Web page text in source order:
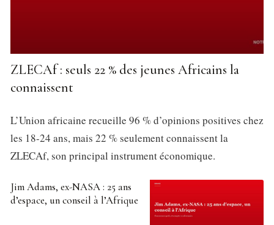
ZLECAf : seuls 22 % des jeunes Africains la
connaissent
L’Union africaine recueille 96 % d’opinions positives chez
les 18-24 ans, mais 22 % seulement connaissent la
ZLECAf, son principal instrument économique.
Jim Adams, ex-NASA : 25 ans
d’espace, un conseil à l’Afrique